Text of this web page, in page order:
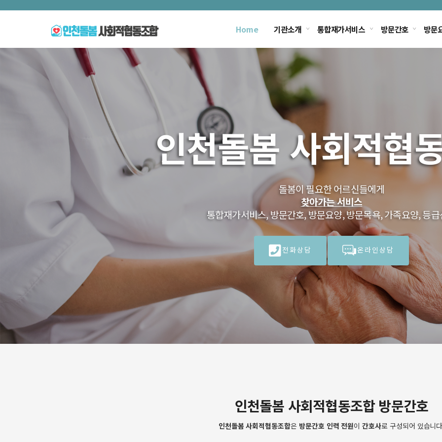
Home 기관소개 통합재가서비스 방문간호 방문
인천돌봄 사회적협
돌봄이 필요한 어르신들에게
찾아가는 서비스
통합재가서비스, 방문간호, 방문요양, 방문목욕, 가족요양, 등
전화상담 온라인상담
한결같은 마음으로모
우리 부모님은 일상생활을하는
집이 가장 편하십니다.
인천돌봄 사회적협동조합 방문간호
인천돌봄 사회적협동조합은 방문간호 인력 전원이간호사로 구성되어 있습니